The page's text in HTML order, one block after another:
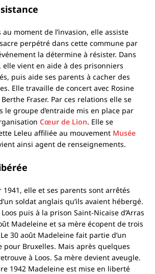
au moment de l’invasion, elle assiste
perpétré dans cette commune par
la détermine à résister. Dans
vient en aide à des prisonniers
puis aide ses parents à cacher des
Elle travaille de concert avec Rosine
Fraser. Par ces relations elle se
le groupe d’entraide mis en place par
Cœur de Lion. Elle se
Leleu affiliée au mouvement Musée
ainsi agent de renseignements.
1941, elle et ses parents sont arrêtés
soldat anglais qu’ils avaient hébergé.
puis à la prison Saint-Nicaise d’Arras
Madeleine et sa mère écopent de trois
30 août Madeleine fait partie d’un
pour Bruxelles. Mais après quelques
à Loos. Sa mère devient aveugle.
1942 Madeleine est mise en liberté